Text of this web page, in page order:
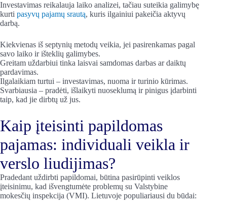
Investavimas reikalauja laiko analizei, tačiau suteikia galimybę
kurti pasyvų pajamų srautą, kuris ilgainiui pakeičia aktyvų
darbą.
Kiekvienas iš septynių metodų veikia, jei pasirenkamas pagal
savo laiko ir išteklių galimybes.
Greitam uždarbiui tinka laisvai samdomas darbas ar daiktų
pardavimas.
Ilgalaikiam turtui – investavimas, nuoma ir turinio kūrimas.
Svarbiausia – pradėti, išlaikyti nuoseklumą ir pinigus įdarbinti
taip, kad jie dirbtų už jus.
Kaip įteisinti papildomas
pajamas: individuali veikla ir
verslo liudijimas?
Pradedant uždirbti papildomai, būtina pasirūpinti veiklos
įteisinimu, kad išvengtumėte problemų su Valstybine
mokesčių inspekcija (VMI). Lietuvoje populiariausi du būdai: